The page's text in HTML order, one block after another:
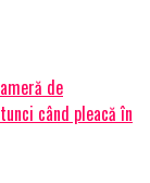
de
când pleacă în